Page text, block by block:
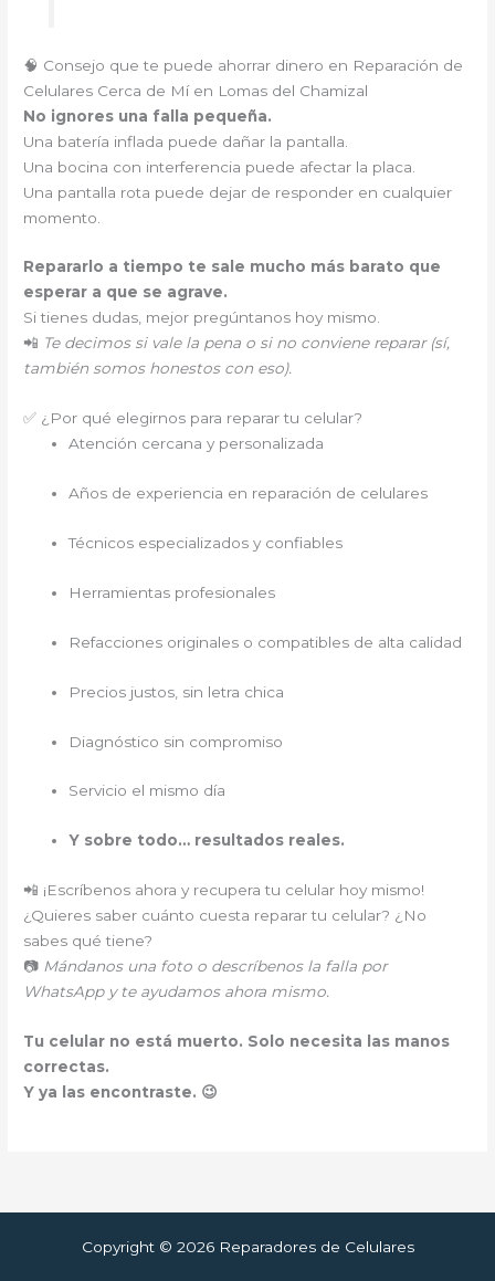
🧠 Consejo que te puede ahorrar dinero en Reparación de
Celulares Cerca de Mí en Lomas del Chamizal
No ignores una falla pequeña.
Una batería inflada puede dañar la pantalla.
Una bocina con interferencia puede afectar la placa.
Una pantalla rota puede dejar de responder en cualquier
momento.
Repararlo a tiempo te sale mucho más barato que
esperar a que se agrave.
Si tienes dudas, mejor pregúntanos hoy mismo.
📲 Te decimos si vale la pena o si no conviene reparar (sí,
también somos honestos con eso).
✅ ¿Por qué elegirnos para reparar tu celular?
Atención cercana y personalizada
Años de experiencia en reparación de celulares
Técnicos especializados y confiables
Herramientas profesionales
Refacciones originales o compatibles de alta calidad
Precios justos, sin letra chica
Diagnóstico sin compromiso
Servicio el mismo día
Y sobre todo… resultados reales.
📲 ¡Escríbenos ahora y recupera tu celular hoy mismo!
¿Quieres saber cuánto cuesta reparar tu celular? ¿No
sabes qué tiene?
📷 Mándanos una foto o descríbenos la falla por
WhatsApp y te ayudamos ahora mismo.
Tu celular no está muerto. Solo necesita las manos
correctas.
Y ya las encontraste. 😉
Copyright © 2026 Reparadores de Celulares